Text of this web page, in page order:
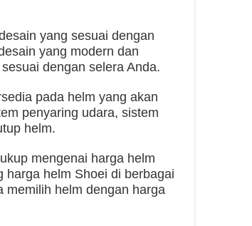
yang sesuai dengan
yang modern dan
dengan selera Anda.
pada helm yang akan
penyaring udara, sistem
helm.
mengenai harga helm
harga helm Shoei di berbagai
memilih helm dengan harga